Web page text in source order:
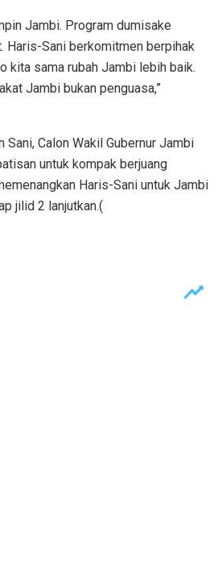
Jambi. Program dumisake
Haris-Sani berkomitmen berpihak
kita sama rubah Jambi lebih baik.
Jambi bukan penguasa,”
Sani, Calon Wakil Gubernur Jambi
untuk kompak berjuang
Haris-Sani untuk Jambi
jilid 2 lanjutkan.(